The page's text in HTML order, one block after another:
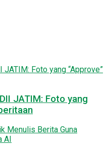
JATIM: Foto yang